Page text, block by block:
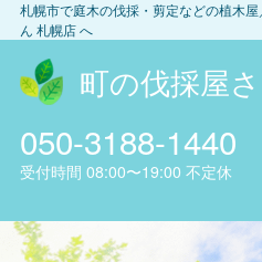
札幌市で庭木の伐採・剪定などの植木
ん 札幌店へ
町の伐採屋
050-3188-1440
受付時間 08:00〜19:00 不定休